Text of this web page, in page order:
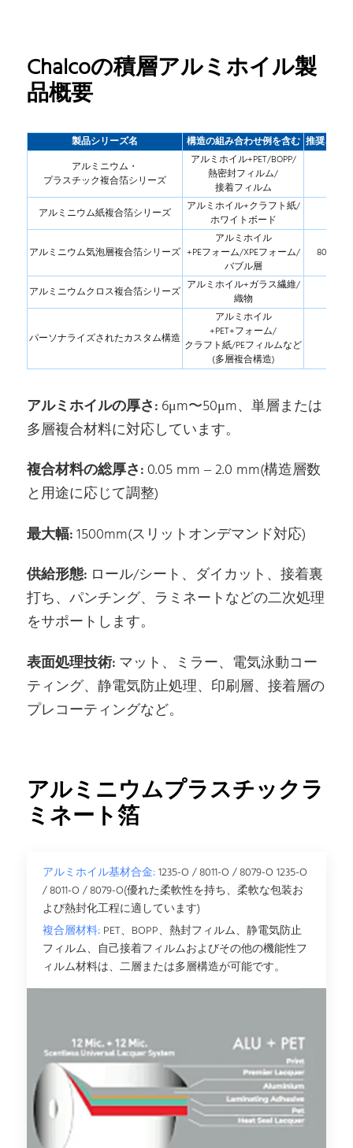
Chalcoの積層アルミホイル製
品概要
製品シリーズ名 構造の組み合わせ例を含む 推奨され
アルミニウム・
プラスチック複合箔シリーズ
アルミホイル+PET/BOPP/
熱密封フィルム/
接着フィルム
アルミニウム紙複合箔シリーズ
アルミホイル+クラフト紙/
ホワイトボード
アルミニウム気泡層複合箔シリーズ
アルミホイル
+PEフォーム/XPEフォーム/
バブル層
8079-
アルミニウムクロス複合箔シリーズ アルミホイル+ガラス繊維/
織物
パーソナライズされたカスタム構造
アルミホイル
+PET+フォーム/
クラフト紙/PEフィルムなど
(多層複合構造)
アルミホイルの厚さ: 6μm〜50μm、単層または
多層複合材料に対応しています。
複合材料の総厚さ:0.05 mm – 2.0 mm(構造層数
と用途に応じて調整)
最大幅:1500mm(スリットオンデマンド対応)
供給形態: ロール/シート、ダイカット、接着裏
打ち、パンチング、ラミネートなどの二次処理
をサポートします。
表面処理技術: マット、ミラー、電気泳動コー
ティング、静電気防止処理、印刷層、接着層の
プレコーティングなど。
アルミニウムプラスチックラ
ミネート箔
アルミホイル基材合金:1235-O / 8011-O / 8079-O 1235-O
/ 8011-O / 8079-O(優れた柔軟性を持ち、柔軟な包装お
よび熱封化工程に適しています)
複合層材料: PET、BOPP、熱封フィルム、静電気防止
フィルム、自己接着フィルムおよびその他の機能性フ
ィルム材料は、二層または多層構造が可能です。